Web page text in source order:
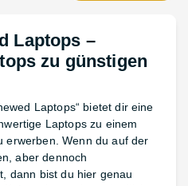
Laptops –
zu günstigen
Laptops“ bietet dir eine
Laptops zu einem
erwerben. Wenn du auf der
aber dennoch
dann bist du hier genau